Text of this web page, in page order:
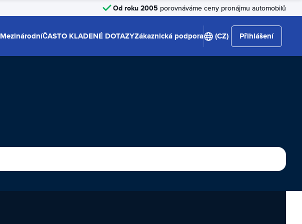
Od roku 2005 porovnáváme ceny pronájmu automobilů
MezinárodníČASTO KLADENÉ DOTAZYZákaznická podpora (CZ) Přihlášení